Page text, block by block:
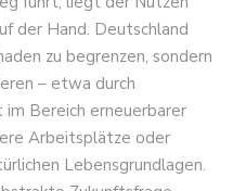
der Hand. Deutschland
zu begrenzen, sondern
– etwa durch
Bereich erneuerbarer
Arbeitsplätze oder
Lebensgrundlagen.